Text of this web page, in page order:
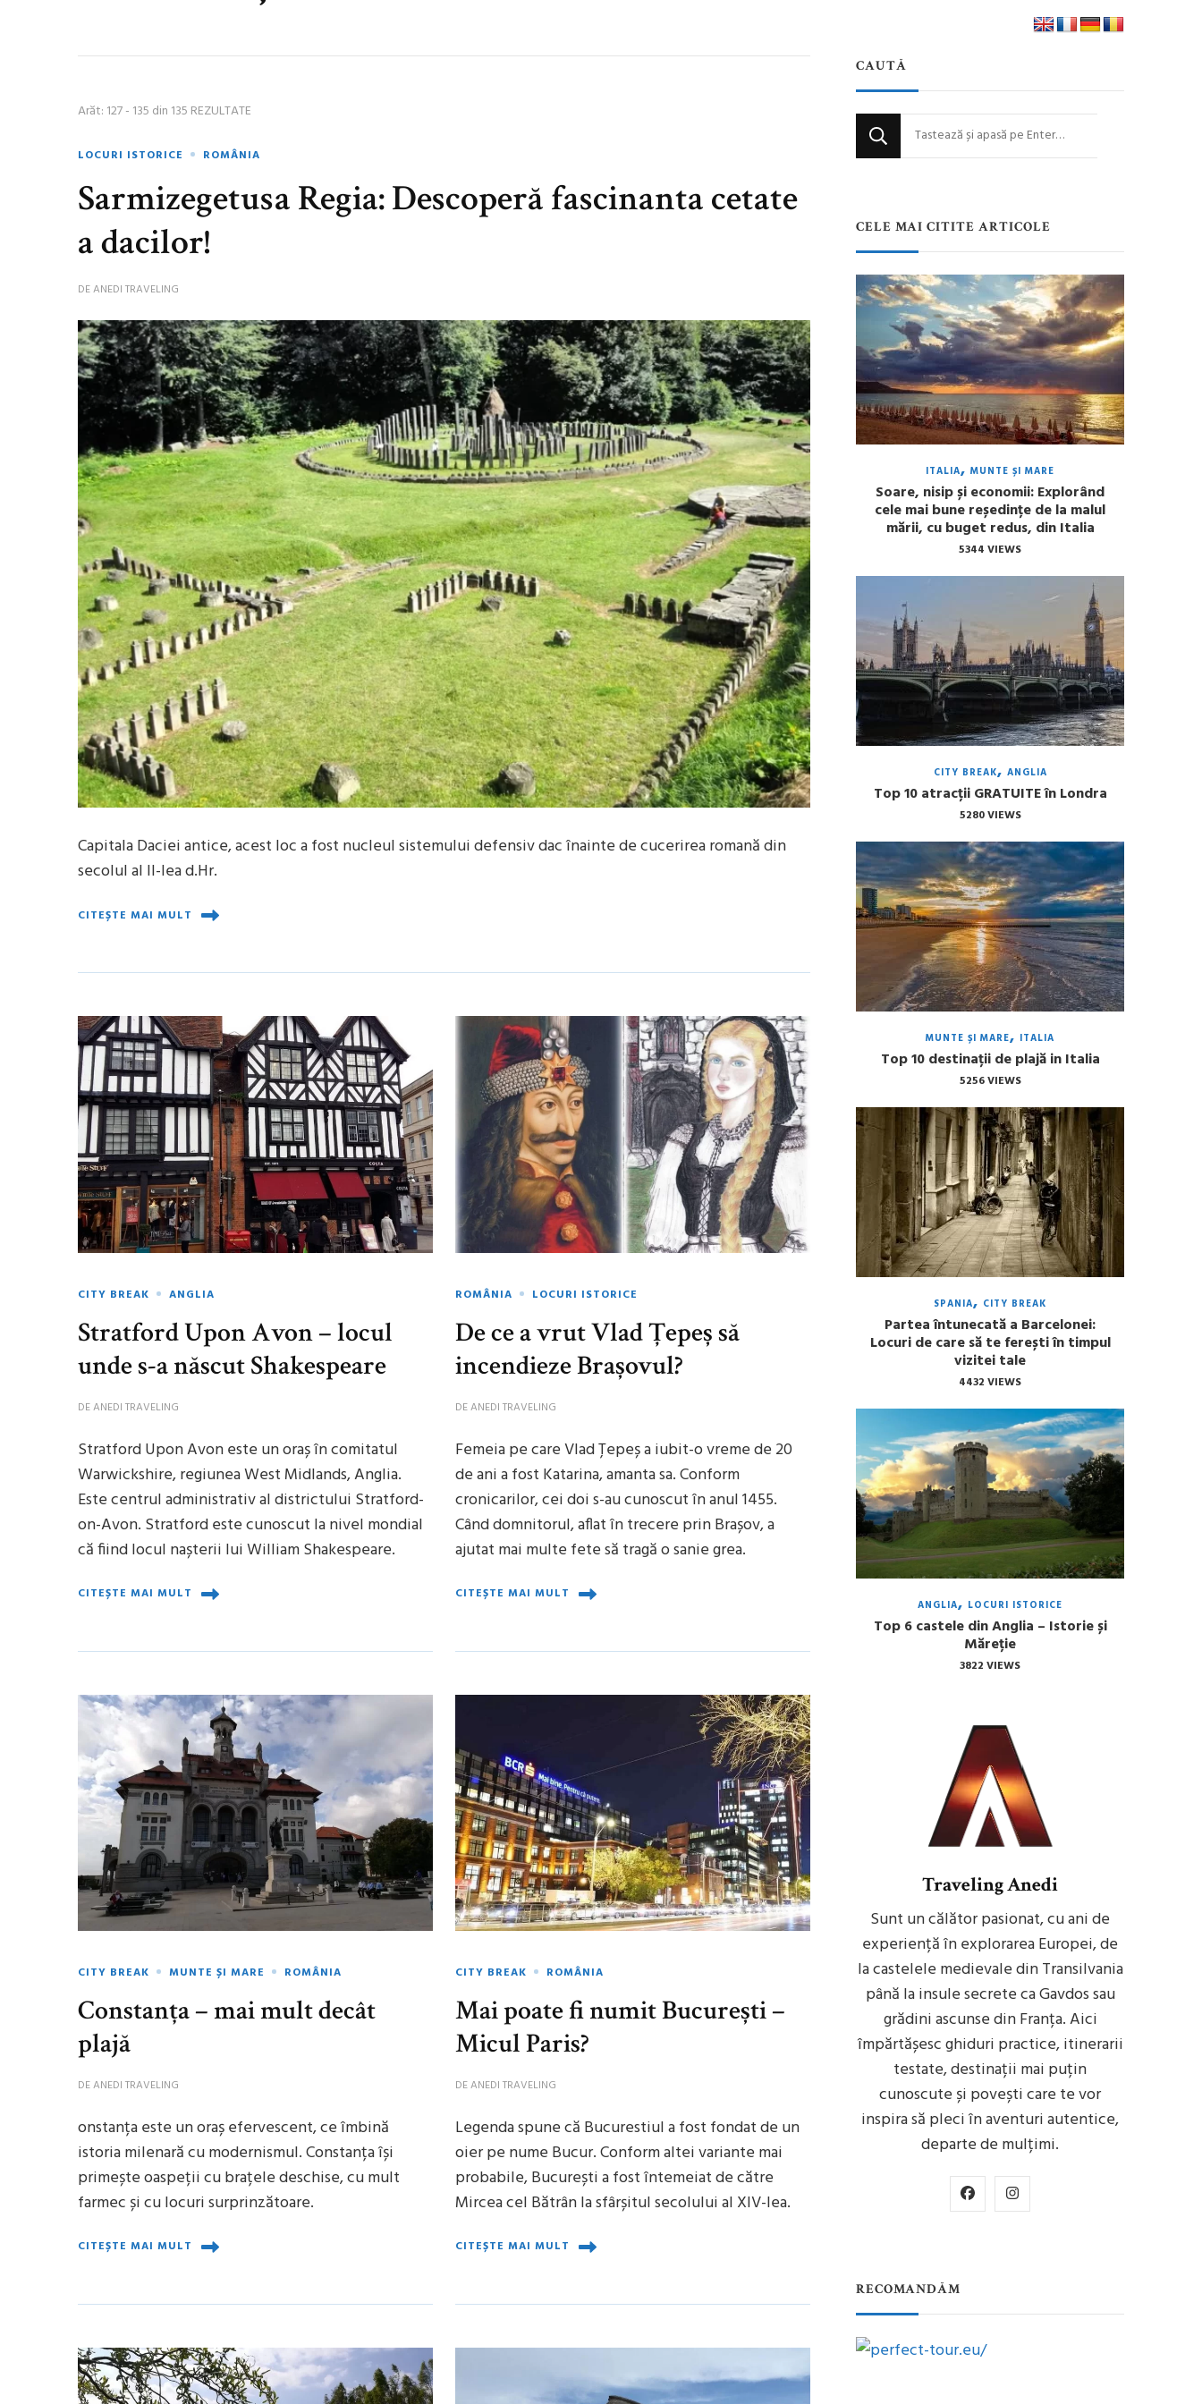
Arăt: 127 - 135 din 135 REZULTATE
LOCURI ISTORICE ROMÂNIA
Sarmizegetusa Regia: Descoperă fascinanta cetate
a dacilor!
DEANEDI TRAVELING
Capitala Daciei antice, acest loc a fost nucleul sistemului defensiv dac înainte de cucerirea romană din
secolul al II-lea d.Hr.
CITEȘTE MAI MULT
CITY BREAK ANGLIA
Stratford Upon Avon – locul
unde s-a născut Shakespeare
DEANEDI TRAVELING
Stratford Upon Avon este un oraș în comitatul
Warwickshire, regiunea West Midlands, Anglia.
Este centrul administrativ al districtului Stratford-
on-Avon. Stratford este cunoscut la nivel mondial
că fiind locul nașterii lui William Shakespeare.
CITEȘTE MAI MULT
ROMÂNIA LOCURI ISTORICE
De ce a vrut Vlad Țepeș să
incendieze Brașovul?
DEANEDI TRAVELING
Femeia pe care Vlad Țepeș a iubit-o vreme de 20
de ani a fost Katarina, amanta sa. Conform
cronicarilor, cei doi s-au cunoscut în anul 1455.
Când domnitorul, aflat în trecere prin Brașov, a
ajutat mai multe fete să tragă o sanie grea.
CITEȘTE MAI MULT
CITY BREAK MUNTE ȘI MARE ROMÂNIA
Constanța – mai mult decât
plajă
DEANEDI TRAVELING
onstanța este un oraș efervescent, ce îmbină
istoria milenară cu modernismul. Constanța își
primește oaspeții cu brațele deschise, cu mult
farmec și cu locuri surprinzătoare.
CITEȘTE MAI MULT
CITY BREAK ROMÂNIA
Mai poate fi numit București –
Micul Paris?
DEANEDI TRAVELING
Legenda spune că Bucurestiul a fost fondat de un
oier pe nume Bucur. Conform altei variante mai
probabile, București a fost întemeiat de către
Mircea cel Bătrân la sfârșitul secolului al XIV-lea.
CITEȘTE MAI MULT
CAUTĂ
Cauți
ceva?
CELE MAI CITITE ARTICOLE
ITALIA MUNTE ȘI MARE
Soare, nisip și economii: Explorând
cele mai bune reședințe de la malul
mării, cu buget redus, din Italia
5344 VIEWS
CITY BREAK ANGLIA
Top 10 atracții GRATUITE în Londra
5280 VIEWS
MUNTE ȘI MARE ITALIA
Top 10 destinații de plajă in Italia
5256 VIEWS
SPANIA CITY BREAK
Partea întunecată a Barcelonei:
Locuri de care să te ferești în timpul
vizitei tale
4432 VIEWS
ANGLIA LOCURI ISTORICE
Top 6 castele din Anglia – Istorie și
Măreție
3822 VIEWS
Traveling Anedi
Sunt un călător pasionat, cu ani de
experiență în explorarea Europei, de
la castelele medievale din Transilvania
până la insule secrete ca Gavdos sau
grădini ascunse din Franța. Aici
împărtășesc ghiduri practice, itinerarii
testate, destinații mai puțin
cunoscute și povești care te vor
inspira să pleci în aventuri autentice,
departe de mulțimi.
RECOMANDĂM